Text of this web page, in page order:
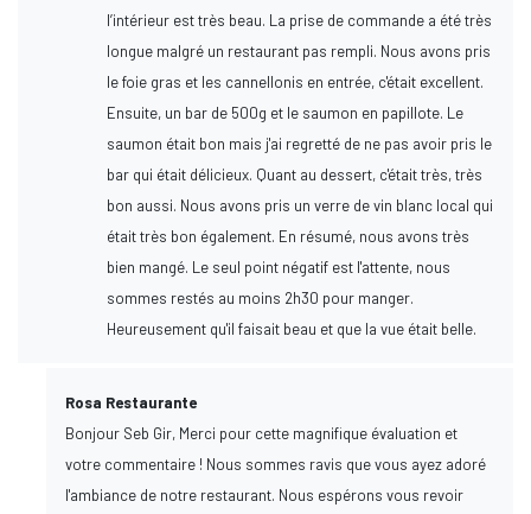
l’intérieur est très beau. La prise de commande a été très
longue malgré un restaurant pas rempli. Nous avons pris
le foie gras et les cannellonis en entrée, c'était excellent.
Ensuite, un bar de 500g et le saumon en papillote. Le
saumon était bon mais j'ai regretté de ne pas avoir pris le
bar qui était délicieux. Quant au dessert, c'était très, très
bon aussi. Nous avons pris un verre de vin blanc local qui
était très bon également. En résumé, nous avons très
bien mangé. Le seul point négatif est l'attente, nous
sommes restés au moins 2h30 pour manger.
Heureusement qu'il faisait beau et que la vue était belle.
Rosa Restaurante
Bonjour Seb Gir, Merci pour cette magnifique évaluation et
votre commentaire ! Nous sommes ravis que vous ayez adoré
l'ambiance de notre restaurant. Nous espérons vous revoir